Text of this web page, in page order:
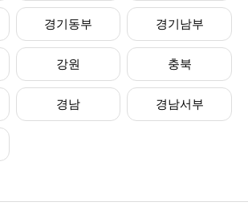
경기동부 경기남부
강원 충북
경남 경남서부